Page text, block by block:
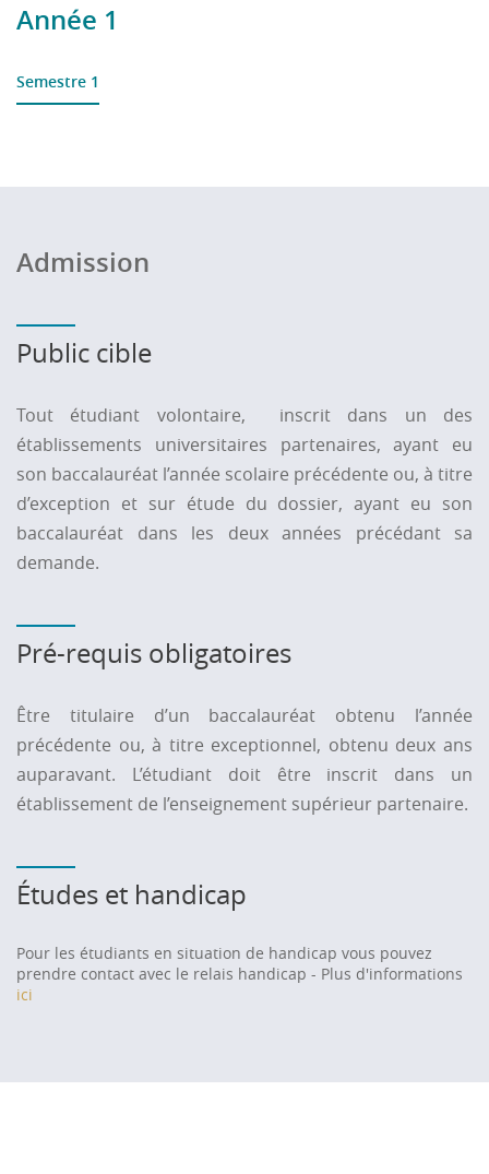
Année 1
Semestre 1
Admission
Public cible
Tout étudiant volontaire, inscrit dans un des
établissements universitaires partenaires, ayant eu
son baccalauréat l’année scolaire précédente ou, à titre
d’exception et sur étude du dossier, ayant eu son
baccalauréat dans les deux années précédant sa
demande.
Pré-requis obligatoires
Être titulaire d’un baccalauréat obtenu l’année
précédente ou, à titre exceptionnel, obtenu deux ans
auparavant. L’étudiant doit être inscrit dans un
établissement de l’enseignement supérieur partenaire.
Études et handicap
Pour les étudiants en situation de handicap vous pouvez
prendre contact avec le relais handicap - Plus d'informations
ici